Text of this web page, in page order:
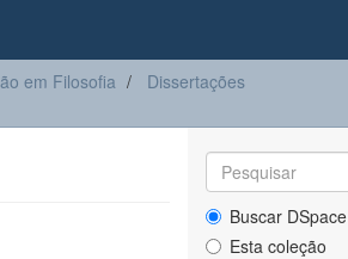
em Filosofia
Dissertações
Buscar DSpace
Esta coleção